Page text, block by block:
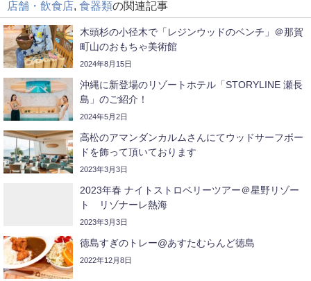
店舗・飲食店 食器類の関連記事
木頭杉の小径木で「レジンウッドのベンチ」＠那賀
町山のおもちゃ美術館
2024年8月15日
沖縄に新登場のリゾートホテル「STORYLINE 瀬長
島」のご紹介！
2024年5月2日
高松のアマンダンカルムさんにてウッドサーフボー
ドを飾って頂いております
2023年3月3日
2023年春 ナイトストロベリーツアー＠星野リゾー
ト リゾナーレ熱海
2023年3月3日
徳島すぎのトレー@あすたむらんど徳島
2022年12月8日